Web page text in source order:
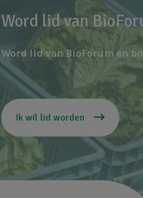
Word lid van
Word lid van BioForum en
Ik wil lid worden